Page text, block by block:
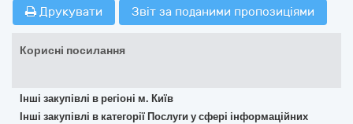
Друкувати Звіт за поданими пропозиціями
Корисні посилання
Інші закупівлі в регіоні м. Київ
Інші закупівлі в категорії Послуги у сфері інформаційних